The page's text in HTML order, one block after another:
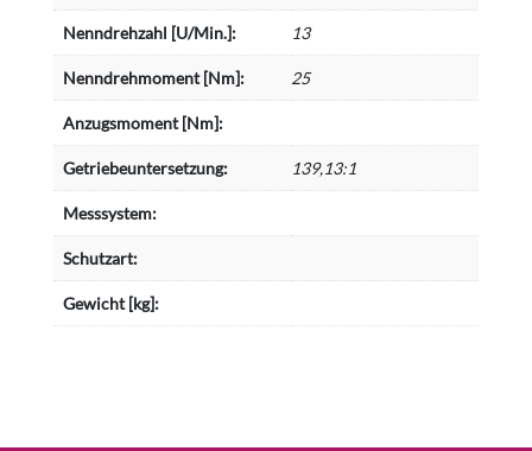
Nenndrehzahl [U/Min.]: 13
Nenndrehmoment [Nm]: 25
Anzugsmoment [Nm]:
Getriebeuntersetzung: 139,13:1
Messsystem:
Schutzart:
Gewicht [kg]: